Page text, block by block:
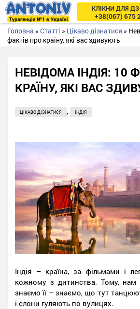
КЛІКНИ ДЛЯ
+38(067) 675
Головна » Статті » Цікаво дізнатися »
фактів про країну, які вас здивують
НЕВІДОМА ІНДІЯ: 10
КРАЇНУ, ЯКІ ВАС
ЦІКАВО ДІЗНАТИСЯ , ІНДІЯ
Індія – країна, за фільмами і
кожному з дитинства. Тому,
знаємо її – знаємо, що тут
і слони гуляють по вулицях.